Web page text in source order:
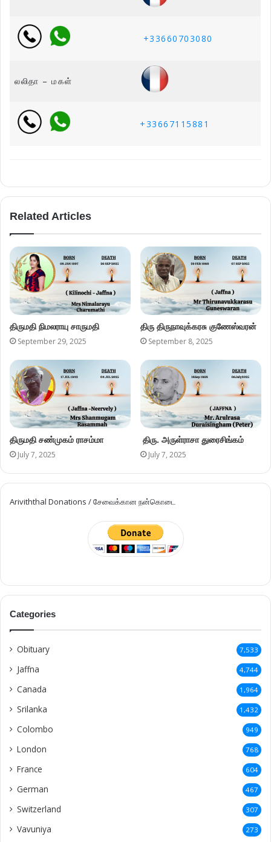
+33660703080
லலிதா – மகள்
+33667115881
Related Articles
திருமதி நிமலராயு சாருமதி
September 29, 2025
திரு திருநாவுக்கரசு குணேஸ்வரன்
September 8, 2025
திருமதி சண்முகம் ராசம்மா
July 7, 2025
திரு. அருள்ராசா துரைசிங்கம்
July 7, 2025
Ariviththal Donations / சேவைக்கான நன்கொடை
Categories
Obituary 7,533
Jaffna 4,744
Canada 1,964
Srilanka 1,432
Colombo 949
London 768
France 604
German 467
Switzerland 307
Vavuniya 273